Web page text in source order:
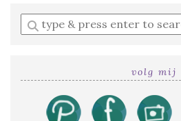
Enter
a
volg mij